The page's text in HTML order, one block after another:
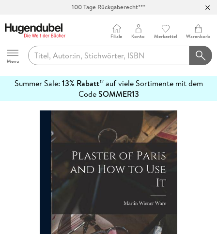
100 Tage Rückgaberecht***
Hugendubel
Menu
Filiale Konto Merkzettel Warenkorb
Summer Sale: 13% Rabatt12auf viele Sortimente mit dem
CodeSOMMER13
erfahren